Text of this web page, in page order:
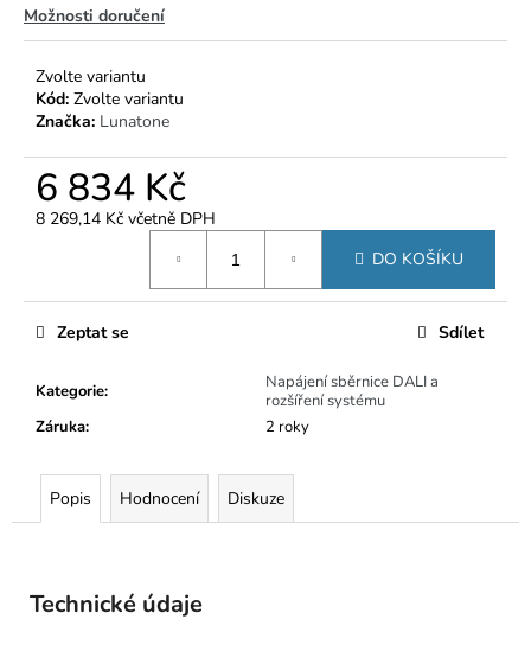
Možnosti doručení
Zvolte variantu
Kód: Zvolte variantu
Značka: Lunatone
6 834 Kč
8 269,14 Kč včetně DPH
DO KOŠÍKU
Kategorie:
Napájení sběrnice DALI a
rozšíření systému
Záruka: 2 roky
Zeptat se Sdílet
Popis Hodnocení Diskuze
Technické údaje
e
m
e